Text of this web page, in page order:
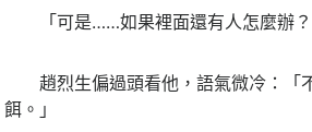
「可是……如果裡面還有人怎麼辦？
趙烈生偏過頭看他，語氣微冷：「
餌。」